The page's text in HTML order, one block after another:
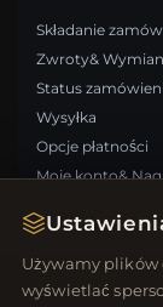
Używamy plików
wyświetlać
Składanie
Zwroty&
Status
Wysyłka
Opcje płatności
Moje konto&